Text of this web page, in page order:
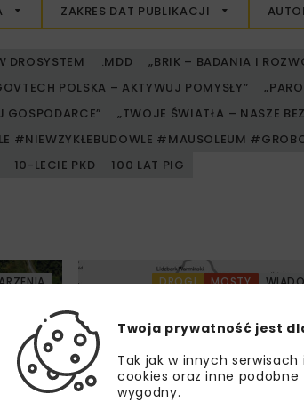
ZAKRES DAT PUBLIKACJI
DROSYSTEM .MDD „BRIK – BADANIA I
POLSKA – AKTYWUJ POMYSŁY”
GOSPODARCE”
„TWOJE ŚWIATŁA – NASZE
#MAUSOLEUM
10-LECIE PKD 100 LAT PIG
DROGI MOSTY
Twoja prywatność jest
Tak jak w innych
cookies oraz inne
wygodny.